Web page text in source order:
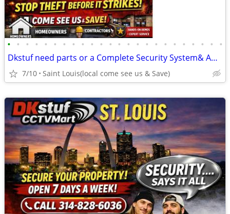
• • • • • • • • • • • • • • • • • • • • • • • •
Dkstuf need parts or a Complete Security System& Automation & More!
7/10 Saint Louis(local come see us & Save)